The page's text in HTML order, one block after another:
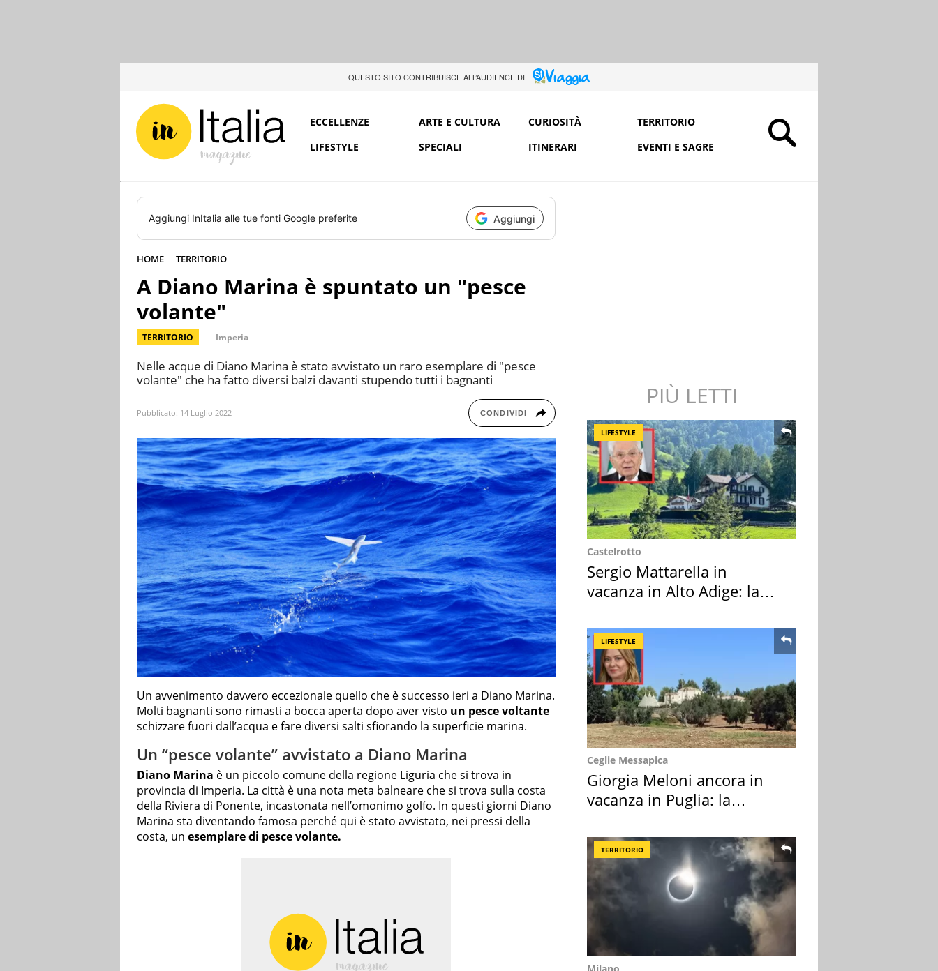
QUESTO SITO CONTRIBUISCE ALL’AUDIENCE DI
ECCELLENZE ARTE E CULTURA CURIOSITÀ
TERRITORIO
LIFESTYLE
SPECIALI ITINERARI EVENTI E SAGRE
Aggiungi InItalia alle tue fonti Google preferite Aggiungi
HOME TERRITORIO
A Diano Marina è spuntato un "pesce
volante"
TERRITORIO Imperia
Nelle acque di Diano Marina è stato avvistato un raro esemplare di "pesce
volante" che ha fatto diversi balzi davanti stupendo tutti i bagnanti
Pubblicato: 14 Luglio 2022 CONDIVIDI
Un avvenimento davvero eccezionale quello che è successo ieri a Diano Marina.
Molti bagnanti sono rimasti a bocca aperta dopo aver visto un pesce voltante
schizzare fuori dall’acqua e fare diversi salti sfiorando la superficie marina.
Un “pesce volante” avvistato a Diano Marina
Diano Marina è un piccolo comune della regione Liguria che si trova in
provincia di Imperia. La città è una nota meta balneare che si trova sulla costa
della Riviera di Ponente, incastonata nell’omonimo golfo. In questi giorni Diano
Marina sta diventando famosa perché qui è stato avvistato, nei pressi della
costa, un esemplare di pesce volante.
PIÙ LETTI
LIFESTYLE
Castelrotto
Sergio Mattarella in
vacanza in Alto Adige: la
LIFESTYLE
Ceglie Messapica
Giorgia Meloni ancora in
vacanza in Puglia: la
TERRITORIO